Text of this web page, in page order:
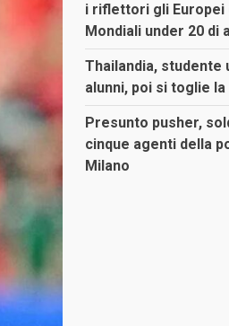
i riflettori gli Europei
Mondiali under 20 di
Thailandia,
alunni, poi si toglie
Presunto pusher,
cinque agenti della
Milano